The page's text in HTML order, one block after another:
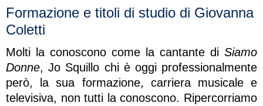
Formazione e titoli di studio di Giovanna
Coletti
Molti la conoscono come la cantante di Siamo
Donne, Jo Squillo chi è oggi professionalmente
però, la sua formazione, carriera musicale e
televisiva, non tutti la conoscono. Ripercorriamo